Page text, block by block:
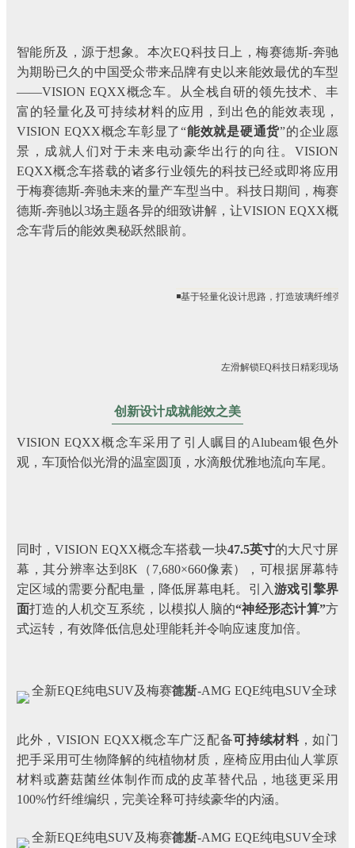
智能所及，源于想象。本次EQ科技日上，梅赛德斯-奔驰
为期盼已久的中国受众带来品牌有史以来能效最优的车型
——VISION EQXX概念车。从全栈自研的领先技术、丰
富的轻量化及可持续材料的应用，到出色的能效表现，
VISION EQXX概念车彰显了“能效就是硬通货”的企业愿
景，成就人们对于未来电动豪华出行的向往。VISION
EQXX概念车搭载的诸多行业领先的科技已经或即将应用
于梅赛德斯-奔驰未来的量产车型当中。科技日期间，梅赛
德斯-奔驰以3场主题各异的细致讲解，让VISION EQXX概
念车背后的能效奥秘跃然眼前。
◾基于轻量化设计思路，打造玻璃纤维弹
左滑解锁EQ科技日精彩现场
创新设计成就能效之美
VISION EQXX概念车采用了引人瞩目的Alubeam银色外
观，车顶恰似光滑的温室圆顶，水滴般优雅地流向车尾。
同时，VISION EQXX概念车搭载一块47.5英寸的大尺寸屏
幕，其分辨率达到8K（7,680×660像素），可根据屏幕特
定区域的需要分配电量，降低屏幕电耗。引入游戏引擎界
面打造的人机交互系统，以模拟人脑的“神经形态计算”方
式运转，有效降低信息处理能耗并令响应速度加倍。
此外，VISION EQXX概念车广泛配备可持续材料，如门
把手采用可生物降解的纯植物材质，座椅应用由仙人掌原
材料或蘑菇菌丝体制作而成的皮革替代品，地毯更采用
100%竹纤维编织，完美诠释可持续豪华的内涵。